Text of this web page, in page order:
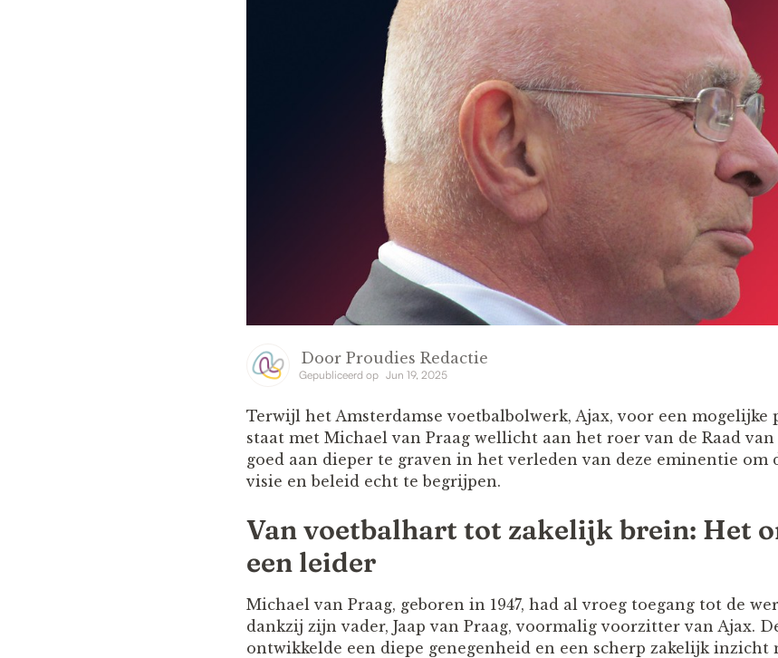
Door Proudies Redactie
Gepubliceerd op Jun 19, 2025
Terwijl het Amsterdamse voetbalbolwerk, Ajax, voor een
staat met Michael van Praag wellicht aan het roer van de Raad
goed aan dieper te graven in het verleden van deze eminentie om
visie en beleid echt te begrijpen.
Van voetbalhart tot zakelijk brein: Het
een leider
Michael van Praag, geboren in 1947, had al vroeg toegang tot de
dankzij zijn vader, Jaap van Praag, voormalig voorzitter van Ajax.
ontwikkelde een diepe genegenheid en een scherp zakelijk inzicht